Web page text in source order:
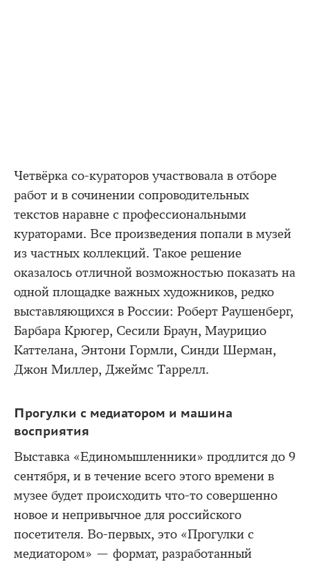
Четвёрка со-кураторов участвовала в отборе
работ и в сочинении сопроводительных
текстов наравне с профессиональными
кураторами. Все произведения попали в музей
из частных коллекций. Такое решение
оказалось отличной возможностью показать на
одной площадке важных художников, редко
выставляющихся в России: Роберт Раушенберг,
Барбара Крюгер, Сесили Браун, Маурицио
Каттелана, Энтони Гормли, Синди Шерман,
Джон Миллер, Джеймс Таррелл.
Прогулки с медиатором и машина
восприятия
Выставка «Единомышленники» продлится до 9
сентября, и в течение всего этого времени в
музее будет происходить что-то совершенно
новое и непривычное для российского
посетителя. Во-первых, это «Прогулки с
медиатором» — формат, разработанный